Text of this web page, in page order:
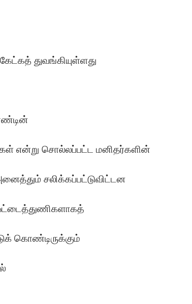
துவங்கியுள்ளது
என்று சொல்லப்பட்ட மனிதர்களின்
சலிக்கப்பட்டுவிட்டன
கொண்டிருக்கும்